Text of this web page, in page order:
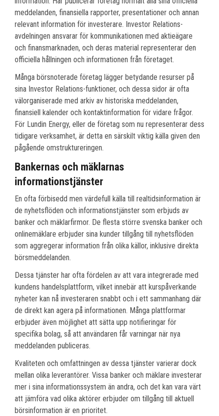
meddelanden, finansiella rapporter, presentationer och annan
relevant information för investerare. Investor Relations-
avdelningen ansvarar för kommunikationen med aktieägare
och finansmarknaden, och deras material representerar den
officiella hållningen och informationen från företaget.
Många börsnoterade företag lägger betydande resurser på
sina Investor Relations-funktioner, och dessa sidor är ofta
välorganiserade med arkiv av historiska meddelanden,
finansiell kalender och kontaktinformation för vidare frågor.
För Lundin Energy, eller de företag som nu representerar dess
tidigare verksamhet, är detta en särskilt viktig källa given den
pågående omstruktureringen.
Bankernas och mäklarnas
informationstjänster
En ofta förbisedd men värdefull källa till realtidsinformation är
de nyhetsflöden och informationstjänster som erbjuds av
banker och mäklarfirmor. De flesta större svenska banker och
onlinemäklare erbjuder sina kunder tillgång till nyhetsflöden
som aggregerar information från olika källor, inklusive direkta
börsmeddelanden.
Dessa tjänster har ofta fördelen av att vara integrerade med
kundens handelsplattform, vilket innebär att kurspåverkande
nyheter kan nå investeraren snabbt och i ett sammanhang där
de direkt kan agera på informationen. Många plattformar
erbjuder även möjlighet att sätta upp notifieringar för
specifika bolag, så att användaren får varningar när nya
meddelanden publiceras.
Kvaliteten och omfattningen av dessa tjänster varierar dock
mellan olika leverantörer. Vissa banker och mäklare investerar
mer i sina informationssystem än andra, och det kan vara värt
att jämföra vad olika aktörer erbjuder om tillgång till aktuell
börsinformation är en prioritet.